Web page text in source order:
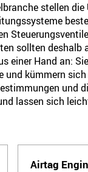
stellen die
sollten
einer Hand an:
und kümmern
und
lassen sich
Airtag